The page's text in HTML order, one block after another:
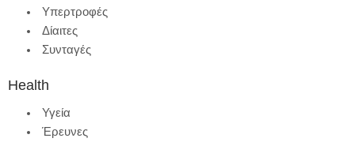
Υπερτροφές
Δίαιτες
Συνταγές
Health
Υγεία
Έρευνες